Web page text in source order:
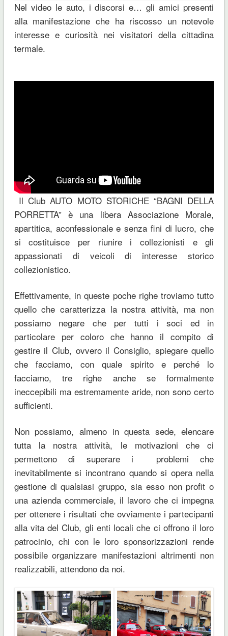
Nel video le auto, i discorsi e… gli amici presenti
alla manifestazione che ha riscosso un notevole
interesse e curiosità nei visitatori della cittadina
termale.
Il Club AUTO MOTO STORICHE “BAGNI DELLA
PORRETTA” è una libera Associazione Morale,
apartitica, aconfessionale e senza fini di lucro, che
si costituisce per riunire i collezionisti e gli
appassionati di veicoli di interesse storico
collezionistico.
Effettivamente, in queste poche righe troviamo tutto
quello che caratterizza la nostra attività, ma non
possiamo negare che per tutti i soci ed in
particolare per coloro che hanno il compito di
gestire il Club, ovvero il Consiglio, spiegare quello
che facciamo, con quale spirito e perché lo
facciamo, tre righe anche se formalmente
ineccepibili ma estremamente aride, non sono certo
sufficienti.
Non possiamo, almeno in questa sede, elencare
tutta la nostra attività, le motivazioni che ci
permettono di superare i problemi che
inevitabilmente si incontrano quando si opera nella
gestione di qualsiasi gruppo, sia esso non profit o
una azienda commerciale, il lavoro che ci impegna
per ottenere i risultati che ovviamente i partecipanti
alla vita del Club, gli enti locali che ci offrono il loro
patrocinio, chi con le loro sponsorizzazioni rende
possibile organizzare manifestazioni altrimenti non
realizzabili, attendono da noi.